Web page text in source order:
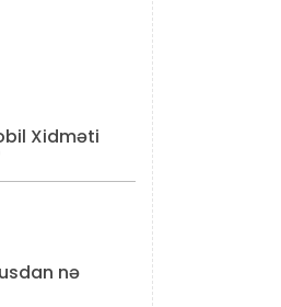
Xidməti
nə